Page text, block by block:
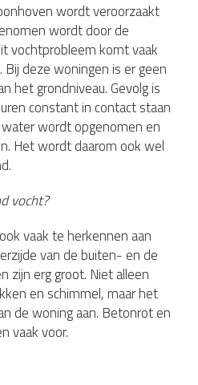
wordt veroorzaakt
wordt door de
vochtprobleem komt vaak
deze woningen is er geen
het grondniveau. Gevolg is
constant in contact staan
wordt opgenomen en
Het wordt daarom ook wel
vocht?
vaak te herkennen aan
van de buiten- en de
zijn erg groot. Niet alleen
en schimmel, maar het
de woning aan. Betonrot en
vaak voor.